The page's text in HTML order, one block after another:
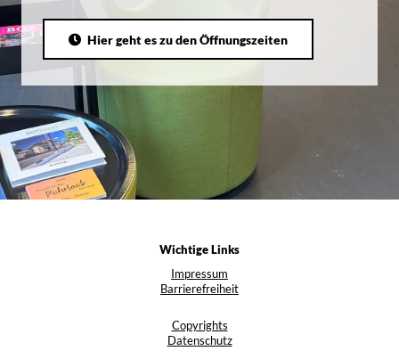
Hier geht es zu den Öffnungszeiten
Wichtige Links
Impressum
Barrierefreiheit
Copyrights
Datenschutz